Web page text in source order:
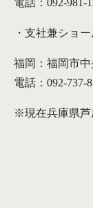
電話：092-981-
・支社兼ショ
福岡：福岡市中
電話：092-737-
※現在兵庫県芦